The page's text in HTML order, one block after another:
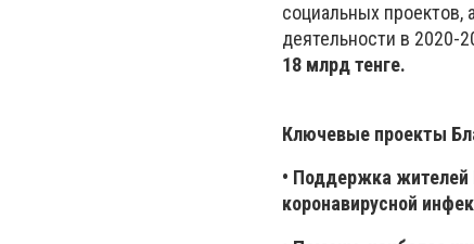
социальных проектов,
деятельности в 2020-
18 млрд тенге.
Ключевые проекты
• Поддержка жителей
коронавирусной